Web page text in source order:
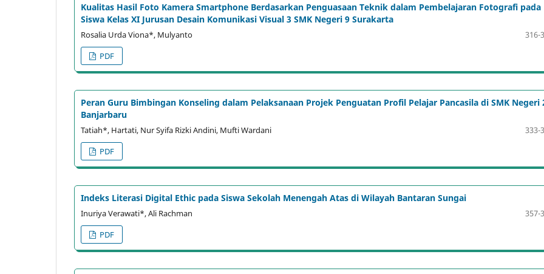
Kualitas Hasil Foto Kamera Smartphone Berdasarkan Penguasaan Teknik dalam Pembelajaran Fotografi pada
Siswa Kelas XI Jurusan Desain Komunikasi Visual 3 SMK Negeri 9 Surakarta
Rosalia Urda Viona*, Mulyanto
316-
PDF
Peran Guru Bimbingan Konseling dalam Pelaksanaan Projek Penguatan Profil Pelajar Pancasila di SMK Negeri
Banjarbaru
Tatiah*, Hartati, Nur Syifa Rizki Andini, Mufti Wardani
333-
PDF
Indeks Literasi Digital Ethic pada Siswa Sekolah Menengah Atas di Wilayah Bantaran Sungai
Inuriya Verawati*, Ali Rachman
357-
PDF